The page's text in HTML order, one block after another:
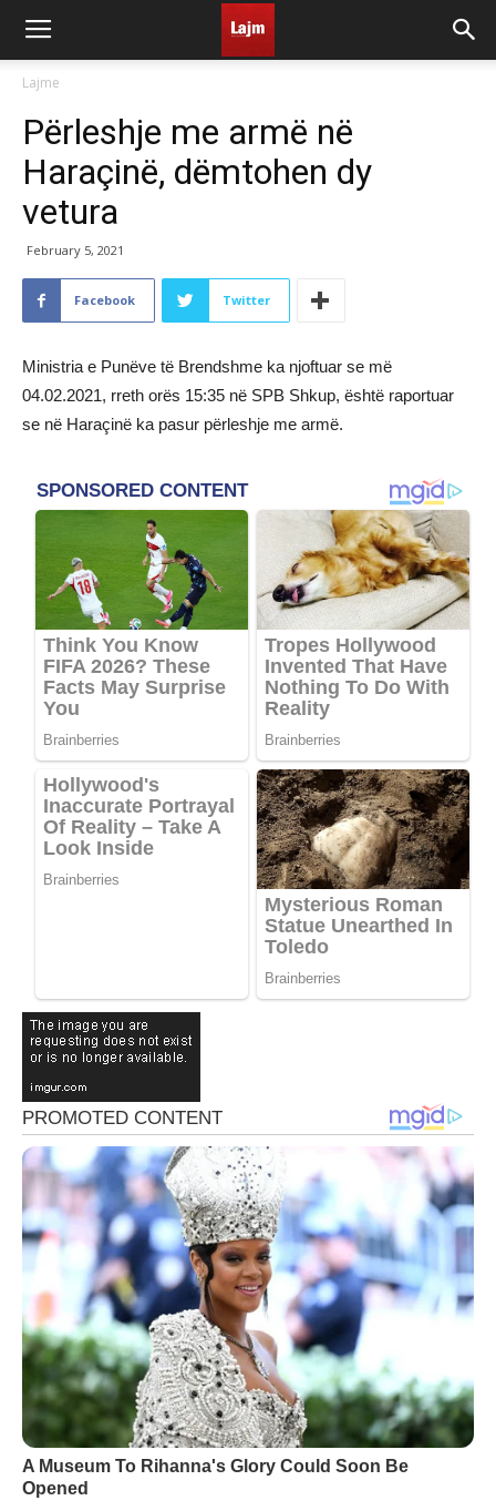
Lajme
Përleshje me armë në
Haraçinë, dëmtohen dy
vetura
February 5, 2021
Facebook Twitter
Ministria e Punëve të Brendshme ka njoftuar se më
04.02.2021, rreth orës 15:35 në SPB Shkup, është raportuar
se në Haraçinë ka pasur përleshje me armë.